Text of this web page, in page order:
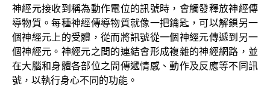
神經元接收到稱為動作電位的訊號時，會觸發釋放神經傳
導物質。每種神經傳導物質就像一把鑰匙，可以解鎖另一
個神經元上的受體，從而將訊號從一個神經元傳遞到另一
個神經元。神經元之間的連結會形成複雜的神經網路，並
在大腦和身體各部位之間傳遞情感、動作及反應等不同訊
號，以執行身心不同的功能。